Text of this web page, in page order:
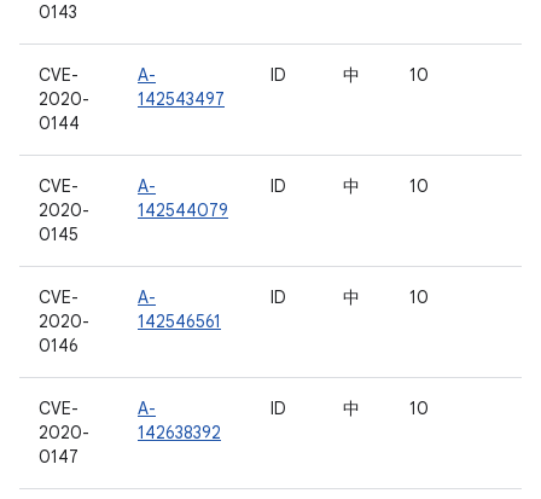
0143
CVE-
2020-
0144
A-
142543497
ID 中 10
CVE-
2020-
0145
A-
142544079
ID 中 10
CVE-
2020-
0146
A-
142546561
ID 中 10
CVE-
2020-
0147
A-
142638392
ID 中 10